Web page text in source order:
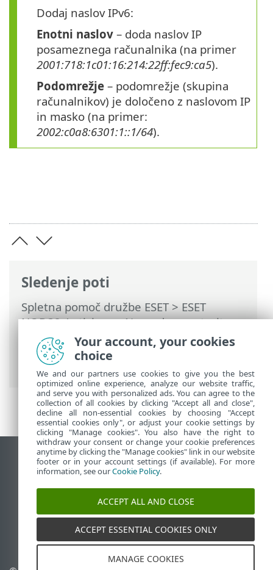
Sledenje poti
Spletna pomoč družbe ESET> ESET
NOD32 Antivirus>Napredne nastavitve
Zaščite >Zaščita e-poštnega odjemalca
Zaščita prenosa e-pošte > Izključeni
naslovi IP
Dodaj naslov IPv6:
Enotni naslov – doda naslov IP
posameznega računalnika (na primer
2001:718:1c01:16:214:22ff:fec9:ca5).
Podomrežje – podomrežje (skupina
računalnikov) je določeno z naslovom IP
in masko (na primer:
2002:c0a8:6301:1::1/64).
Prikaz mesta na namizju
End of Life
Zbirka znanja družbe ESET
Forum družbe ESET
ESET Status Portal
Podpora v regiji
Your account, your cookies
choice
We and our partners use cookies to give you the best
optimized online experience, analyze our website traffic,
and serve you with personalized ads. You can agree to the
collection of all cookies by clicking "Accept all and close",
decline all non-essential cookies by choosing "Accept
essential cookies only", or adjust your cookie settings by
clicking "Manage cookies". You also have the right to
withdraw your consent or change your cookie preferences
anytime by clicking the "Manage cookies" link in our website
footer or in your account settings (if available). For more
information, see ourCookie Policy.
ACCEPT ALL AND CLOSE
ACCEPT ESSENTIAL COOKIES ONLY
MANAGE COOKIES